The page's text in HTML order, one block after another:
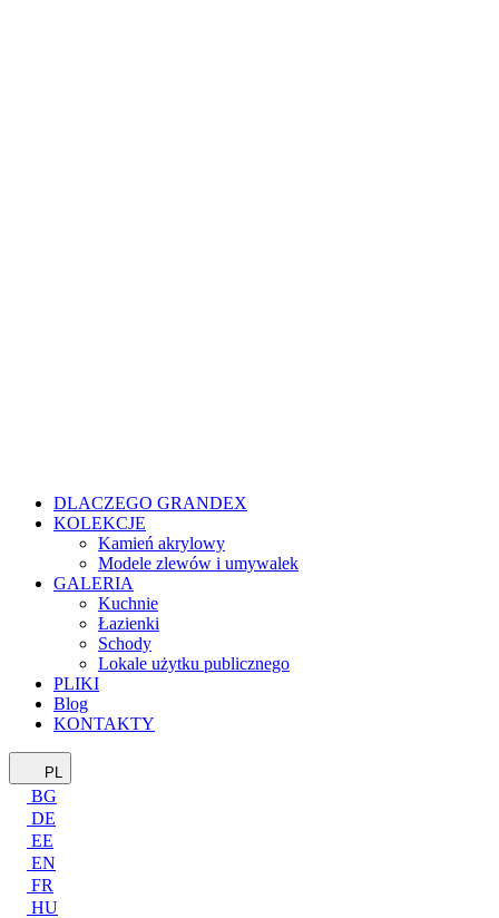
DLACZEGO GRANDEX
KOLEKCJE
Kamień akrylowy
Modele zlewów i umywalek
GALERIA
Kuchnie
Łazienki
Schody
Lokale użytku publicznego
PLIKI
Blog
KONTAKTY
PL
BG
DE
EE
EN
FR
HU